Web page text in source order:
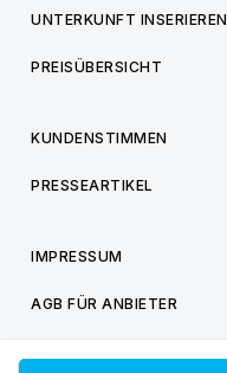
UNTERKUNFT INSERIEREN
PREISÜBERSICHT
KUNDENSTIMMEN
PRESSEARTIKEL
IMPRESSUM
AGB FÜR ANBIETER